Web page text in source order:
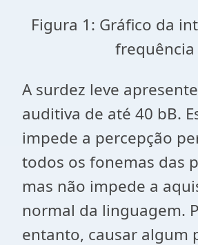
Figura 1: Gráfico da
frequência
A surdez leve
auditiva de até 40 bB.
impede a percepção
todos os fonemas das
mas não impede a
normal da linguagem.
entanto, causar algum